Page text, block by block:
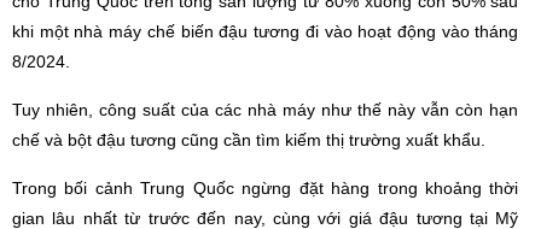
khi một nhà máy chế biến đậu tương đi vào hoạt động vào tháng
8/2024.
Tuy nhiên, công suất của các nhà máy như thế này vẫn còn hạn
chế và bột đậu tương cũng cần tìm kiếm thị trường xuất khẩu.
Trong bối cảnh Trung Quốc ngừng đặt hàng trong khoảng thời
gian lâu nhất từ trước đến nay, cùng với giá đậu tương tại Mỹ